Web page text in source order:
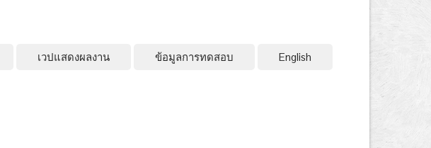
เวปแสดงผลงาน ข้อมูลการทดสอบ English